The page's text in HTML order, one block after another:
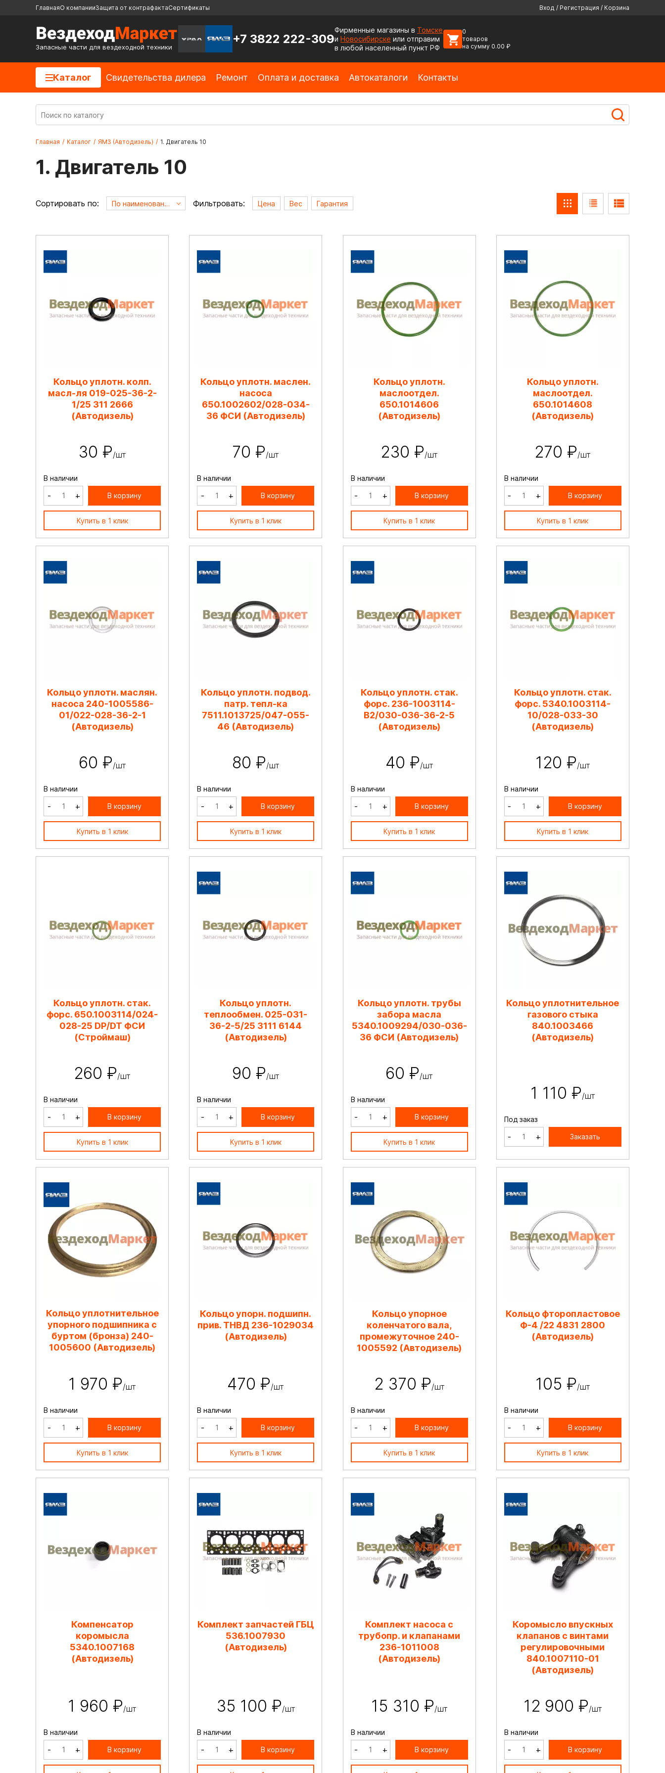
ГлавнаяО компанииЗащита от контрафактаСертификаты Вход / Регистрация / Корзина
Запасные части для вездеходной техники
+7 3822 222-309
Фирменные магазины в Томске
и Новосибирске или отправим
в любой населенный пункт РФ
0
товаров
на сумму 0.00 ₽
Каталог Cвидетельства дилера Ремонт Оплата и доставка Автокаталоги Контакты
Главная / Каталог / ЯМЗ (Автодизель) / 1. Двигатель 10
1. Двигатель 10
Сортировать по: По наименованию А->Я Фильтровать: Цена Вес Гарантия
Кольцо уплотн. колп.
масл-ля 019-025-36-2-
1/25 311 2666
(Автодизель)
30 ₽/шт
В наличии
- + В корзину
Купить в 1 клик
Кольцо уплотн. маслен.
насоса
650.1002602/028-034-
36 ФСИ (Автодизель)
70 ₽/шт
В наличии
- + В корзину
Купить в 1 клик
Кольцо уплотн.
маслоотдел.
650.1014606
(Автодизель)
230 ₽/шт
В наличии
- + В корзину
Купить в 1 клик
Кольцо уплотн.
маслоотдел.
650.1014608
(Автодизель)
270 ₽/шт
В наличии
- + В корзину
Купить в 1 клик
Кольцо уплотн. маслян.
насоса 240-1005586-
01/022-028-36-2-1
(Автодизель)
60 ₽/шт
В наличии
- + В корзину
Купить в 1 клик
Кольцо уплотн. подвод.
патр. тепл-ка
7511.1013725/047-055-
46 (Автодизель)
80 ₽/шт
В наличии
- + В корзину
Купить в 1 клик
Кольцо уплотн. стак.
форс. 236-1003114-
В2/030-036-36-2-5
(Автодизель)
40 ₽/шт
В наличии
- + В корзину
Купить в 1 клик
Кольцо уплотн. стак.
форс. 5340.1003114-
10/028-033-30
(Автодизель)
120 ₽/шт
В наличии
- + В корзину
Купить в 1 клик
Кольцо уплотн. стак.
форс. 650.1003114/024-
028-25 DP/DT ФСИ
(Строймаш)
260 ₽/шт
В наличии
- + В корзину
Купить в 1 клик
Кольцо уплотн.
теплообмен. 025-031-
36-2-5/25 3111 6144
(Автодизель)
90 ₽/шт
В наличии
- + В корзину
Купить в 1 клик
Кольцо уплотн. трубы
забора масла
5340.1009294/030-036-
36 ФСИ (Автодизель)
60 ₽/шт
В наличии
- + В корзину
Купить в 1 клик
Кольцо уплотнительное
газового стыка
840.1003466
(Автодизель)
1 110 ₽/шт
Под заказ
- + Заказать
Кольцо уплотнительное
упорного подшипника с
буртом (бронза) 240-
1005600 (Автодизель)
1 970 ₽/шт
В наличии
- + В корзину
Купить в 1 клик
Кольцо упорн. подшипн.
прив. ТНВД 236-1029034
(Автодизель)
470 ₽/шт
В наличии
- + В корзину
Купить в 1 клик
Кольцо упорное
коленчатого вала,
промежуточное 240-
1005592 (Автодизель)
2 370 ₽/шт
В наличии
- + В корзину
Купить в 1 клик
Кольцо фторопластовое
Ф-4 /22 4831 2800
(Автодизель)
105 ₽/шт
В наличии
- + В корзину
Купить в 1 клик
Компенсатор
коромысла
5340.1007168
(Автодизель)
1 960 ₽/шт
В наличии
- + В корзину
Комплект запчастей ГБЦ
536.1007930
(Автодизель)
35 100 ₽/шт
В наличии
- + В корзину
Комплект насоса с
трубопр. и клапанами
236-1011008
(Автодизель)
15 310 ₽/шт
В наличии
- + В корзину
Коромысло впускных
клапанов с винтами
регулировочными
840.1007110-01
(Автодизель)
12 900 ₽/шт
В наличии
- + В корзину